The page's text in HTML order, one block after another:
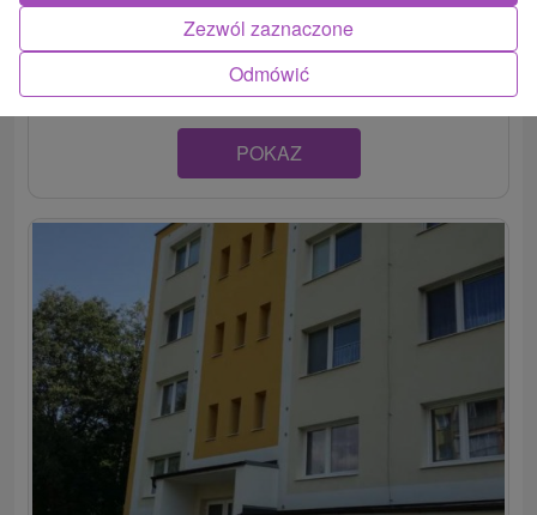
Apartmán vo Vysokých Tatrách, v známej kúpeľnej obci
Vyšné Hágy, ponúka...
POKAZ
Odmówić
Zezwól zaznaczone